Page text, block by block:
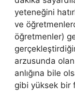
yeteneğini
ve
öğretmenler)
arzusunda
anlığına bile
gibi yüksek bir